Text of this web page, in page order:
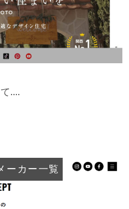
....
ーカー一覧